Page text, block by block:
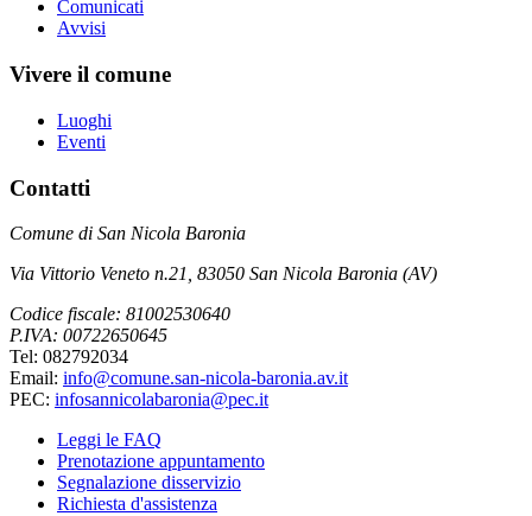
Comunicati
Avvisi
Vivere il comune
Luoghi
Eventi
Contatti
Comune di San Nicola Baronia
Via Vittorio Veneto n.21, 83050 San Nicola Baronia (AV)
Codice fiscale: 81002530640
P.IVA: 00722650645
Tel: 082792034
Email: info@comune.san-nicola-baronia.av.it
PEC: infosannicolabaronia@pec.it
Leggi le FAQ
Prenotazione appuntamento
Segnalazione disservizio
Richiesta d'assistenza